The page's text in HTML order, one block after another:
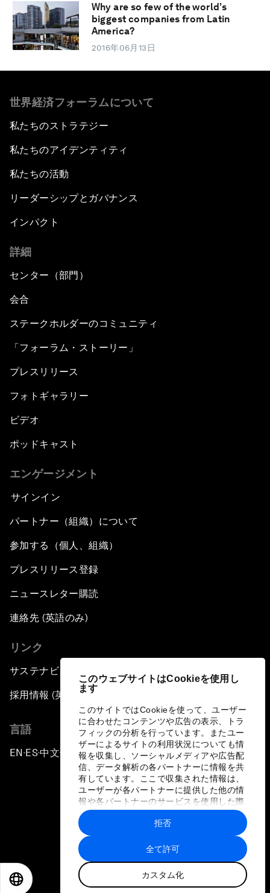
このウェブサイトはCookieを使用し
ます
このサイトではCookieを使って、ユーザー
に合わせたコンテンツや広告の表示、トラ
フィックの分析を行っています。またユー
ザーによるサイトの利用状況についても情
報を収集し、ソーシャルメディアや広告配
信、データ解析の各パートナーに情報を共
有しています。ここで収集された情報は、
ユーザーが各パートナーに提供した他の情
報や各パートナーのサービスを使用した際
に収集された情報と組み合わされ、各パー
トナーによって使用されることがありま
す。
全て許可
カスタム化
拒否
Why are so few of the world’s
biggest companies from Latin
America?
2016年06月13日
世界経済フォーラムについて
私たちのストラテジー
私たちのアイデンティティ
私たちの活動
リーダーシップとガバナンス
インパクト
詳細
センター（部門）
会合
ステークホルダーのコミュニティ
「フォーラム・ストーリー」
プレスリリース
フォトギャラリー
ビデオ
ポッドキャスト
エンゲージメント
サインイン
パートナー（組織）について
参加する（個人、組織）
プレスリリース登録
ニュースレター購読
連絡先 (英語のみ)
リンク
サステナビリティへの取り組み
採用情報 (英語のみ)
言語
EN ▪ES▪中文▪ 日本語
プライバシーポリシーと利用規約
サイトマップ
©
世界経済フォーラム